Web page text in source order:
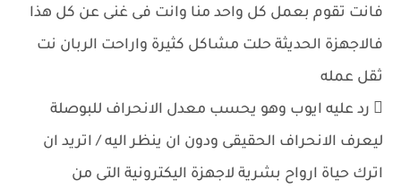
فانت تقوم بعمل كل واحد منا وانت فى غنى عن كل هذا
فالاجهزة الحديثة حلت مشاكل كثيرة واراحت الربان نت
ثقل عمله
 رد عليه ايوب وهو يحسب معدل الانحراف للبوصلة
ليعرف الانحراف الحقيقى ودون ان ينظر اليه / اتريد ان
اترك حياة ارواح بشرية لاجهزة اليكترونية التى من